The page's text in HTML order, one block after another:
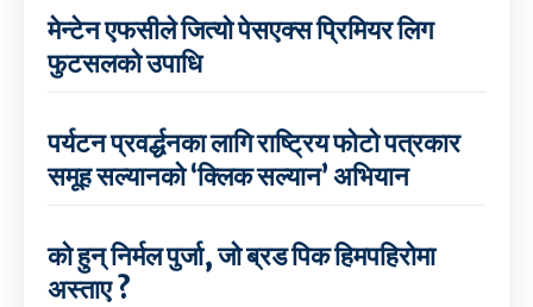
मेन्टेन एफसीले जित्यो पेसएक्स प्रिमियर लिग
फुटसलको उपाधि
पर्यटन प्रवर्द्धनका लागि राष्ट्रिय फोटो पत्रकार
समूह सल्यानको ‘क्लिक सल्यान’ अभियान
को हुन् निर्मल पुर्जा, जो ब्रड पिक हिमपहिरोमा
अस्ताए ?